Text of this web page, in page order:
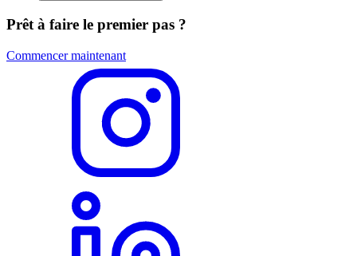
Prêt à faire le premier pas ?
Commencer maintenant